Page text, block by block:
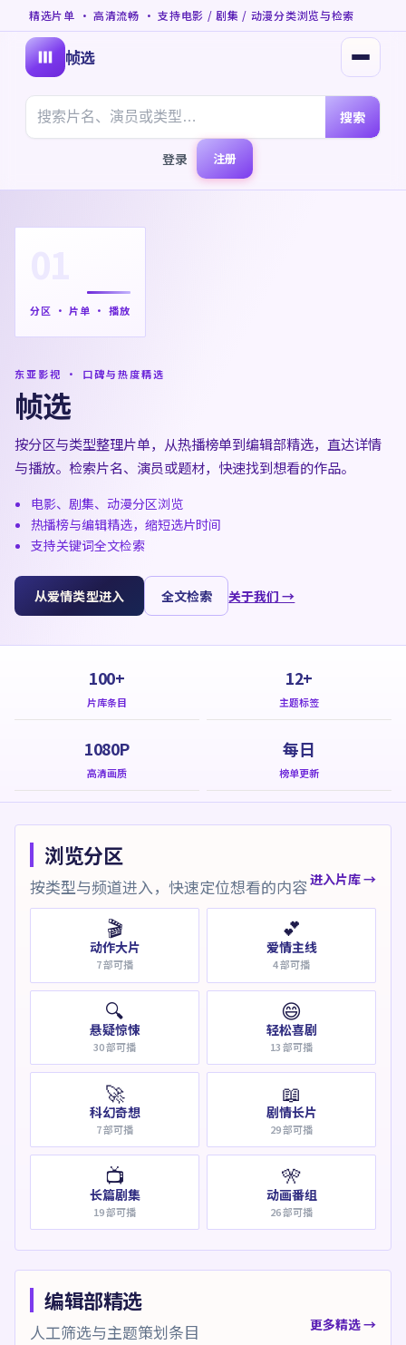
精选片单 · 高清流畅 · 支持电影 / 剧集 / 动漫分类浏览与检索
帧选 打开
搜索
登录 注册
分区 · 片单 · 播放
东亚影视 · 口碑与热度精选
帧选
按分区与类型整理片单，从热播榜单到编辑部精选，直达详情
与播放。检索片名、演员或题材，快速找到想看的作品。
电影、剧集、动漫分区浏览
热播榜与编辑精选，缩短选片时间
支持关键词全文检索
从爱情类型进入 全文检索 关于我们 →
100+
片库条目
12+
主题标签
1080P
高清画质
每日
榜单更新
浏览分区
按类型与频道进入，快速定位想看的内容进入片库 →
🎬
动作大片
7部可播
💕
爱情主线
4部可播
🔍
悬疑惊悚
30部可播
😄
轻松喜剧
13部可播
🚀
科幻奇想
7部可播
📖
剧情长片
29部可播
📺
长篇剧集
19部可播
🎌
动画番组
26部可播
编辑部精选
人工筛选与主题策划条目 更多精选 →